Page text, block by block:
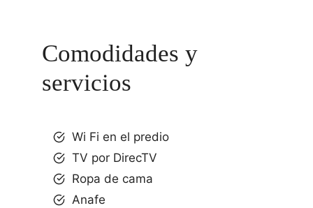
Comodidades y
servicios
Wi Fi en el predio
TV por DirecTV
Ropa de cama
Anafe